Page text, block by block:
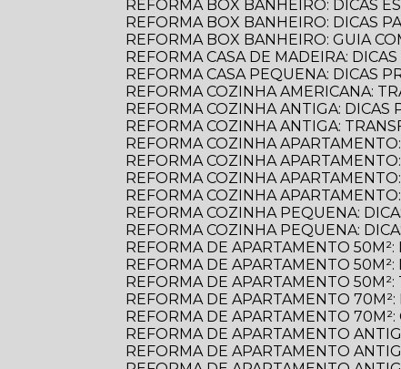
REFORMA BOX BANHEIRO: DICAS
REFORMA BOX BANHEIRO: DICAS
REFORMA BOX BANHEIRO: GUIA
REFORMA CASA DE MADEIRA:
REFORMA CASA PEQUENA: DICAS
REFORMA COZINHA AMERICANA:
REFORMA COZINHA ANTIGA:
REFORMA COZINHA ANTIGA:
REFORMA COZINHA
REFORMA COZINHA
REFORMA COZINHA
REFORMA COZINHA
REFORMA COZINHA PEQUENA:
REFORMA COZINHA PEQUENA:
REFORMA DE APARTAMENTO
REFORMA DE APARTAMENTO
REFORMA DE APARTAMENTO
REFORMA DE APARTAMENTO
REFORMA DE APARTAMENTO
REFORMA DE APARTAMENTO
REFORMA DE APARTAMENTO